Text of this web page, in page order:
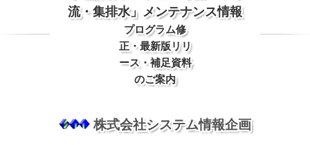
流・集排水」メンテナンス情報
プログラム修
正・最新版リリ
ース・補足資料
のご案内
株式会社システム情報企画